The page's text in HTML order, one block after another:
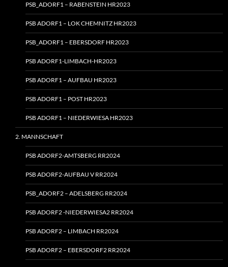
PSB_ADORF1 – RABENSTEIN HR2023
PSB ADORF1 – LOK CHEMNITZ HR2023
PSB_ADORF1 – EBERSDORF HR2023
PSB ADORF1-LIMBACH-HR2023
PSB ADORF1 – AUFBAU HR2023
PSB ADORF1 – POST HR2023
PSB ADORF1 – NIEDERWIESA HR2023
2. MANNSCHAFT
PSB ADORF2-AMTSBERG RR2024
PSB ADORF2-AUFBAU V RR2024
PSB_ADORF2 – ADELSBERG RR2024
PSB ADORF2 ‑NIEDERWIESA2 RR2024
PSB ADORF2 – LIMBACH RR2024
PSB ADORF2 – EBERSDORF2 RR2024